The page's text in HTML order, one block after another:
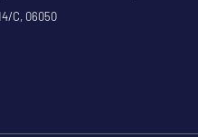
C, 06050